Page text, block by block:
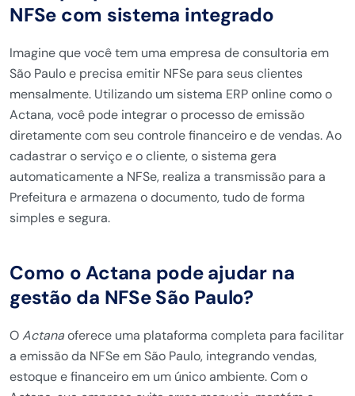
NFSe com sistema integrado
Imagine que você tem uma empresa de consultoria em
São Paulo e precisa emitir NFSe para seus clientes
mensalmente. Utilizando um sistema ERP online como o
Actana, você pode integrar o processo de emissão
diretamente com seu controle financeiro e de vendas. Ao
cadastrar o serviço e o cliente, o sistema gera
automaticamente a NFSe, realiza a transmissão para a
Prefeitura e armazena o documento, tudo de forma
simples e segura.
Como o Actana pode ajudar na
gestão da NFSe São Paulo?
OActanaoferece uma plataforma completa para facilitar
a emissão da NFSe em São Paulo, integrando vendas,
estoque e financeiro em um único ambiente. Com o